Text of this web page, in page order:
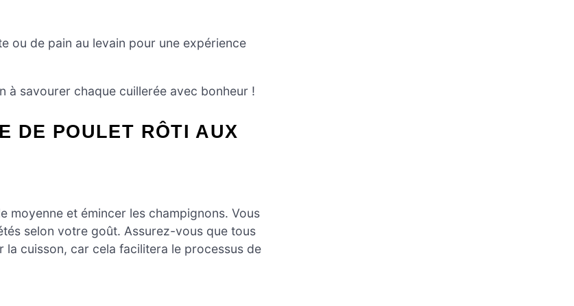
ou de pain au levain pour une expérience
à savourer chaque cuillerée avec bonheur !
DE POULET RÔTI AUX
moyenne et émincer les champignons. Vous
selon votre goût. Assurez-vous que tous
cuisson, car cela facilitera le processus de